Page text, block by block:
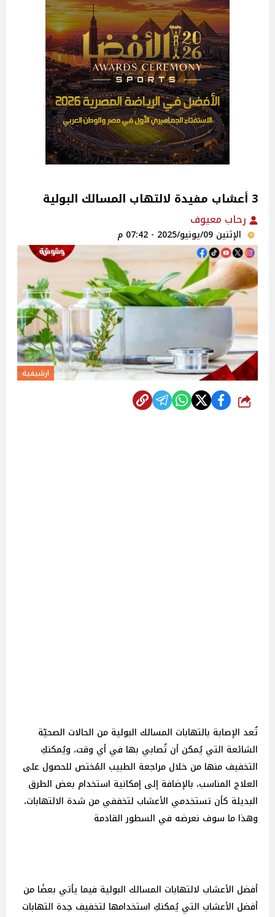
3 أعشاب مفيدة لالتهاب المسالك البولية
رحاب معيوف
الإثنين 09/يونيو/2025 - 07:42 م
ارشيفية
شارك
تُعد الإصابة بالتهابات المسالك البولية من الحالات الصحيّة
الشائعة التي يُمكن أن تُصابي بها في أي وقت، ويُمكنكِ
التخفيف منها من خلال مراجعة الطبيب المُختص للحصول على
العلاج المناسب، بالإضافة إلى إمكانية استخدام بعض الطرق
البديلة كأن تستخدمي الأعشاب لتخففي من شدة الالتهابات،
وهذا ما سوف نعرضه في السطور القادمة
أفضل الأعشاب لالتهابات المسالك البولية فيما يأتي بعضًا من
أفضل الأعشاب التي يُمكنكِ استخدامها لتخفيف حِدة التهابات